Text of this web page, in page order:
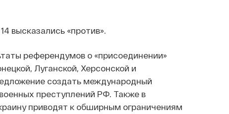
высказались «против».
референдумов о «присоединении»
Луганской, Херсонской и
создать международный
преступлений РФ. Также в
приводят к обширным ограничениям